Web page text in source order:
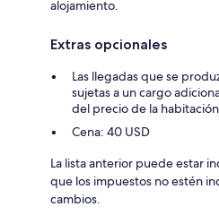
alojamiento.
Extras opcionales
Las llegadas que se
sujetas a un cargo
del precio de la habitación
Cena: 40 USD
La lista anterior puede estar
que los impuestos no estén
cambios.